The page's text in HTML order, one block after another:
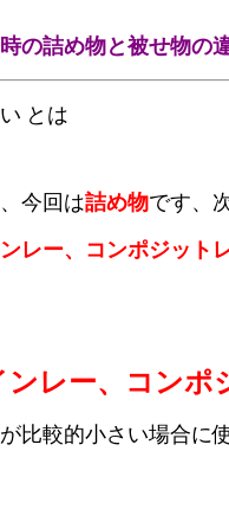
の詰め物と被せ物の
とは
今回は詰め物です、
レー、コンポジットレ
レー、コンポ
比較的小さい場合に